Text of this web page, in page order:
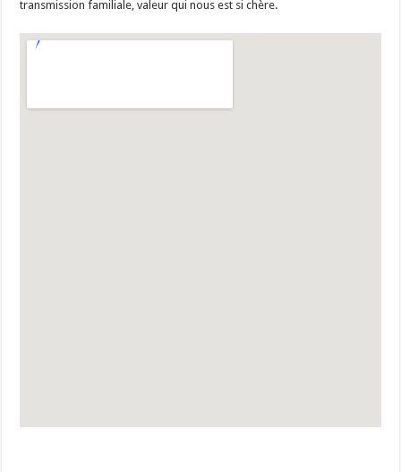
transmission familiale, valeur qui nous est si chère.